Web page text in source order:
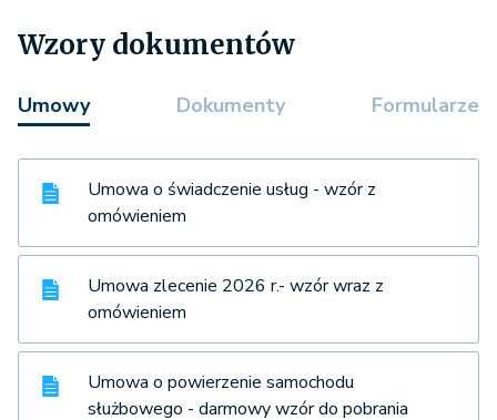
Wzory dokumentów
Umowy Dokumenty Formularze
Umowa o świadczenie usług - wzór z
omówieniem
Umowa zlecenie 2026 r.- wzór wraz z
omówieniem
Umowa o powierzenie samochodu
służbowego - darmowy wzór do pobrania